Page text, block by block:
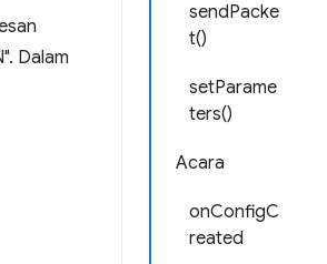
sendPacke
t()
setParame
ters()
Acara
onConfigC
reated
Dalam